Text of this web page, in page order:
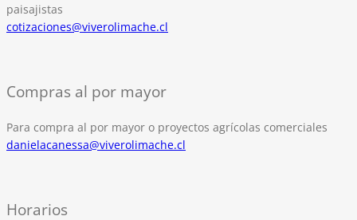
paisajistas
cotizaciones@viverolimache.cl
Compras al por mayor
Para compra al por mayor o proyectos agrícolas comerciales
danielacanessa@viverolimache.cl
Horarios